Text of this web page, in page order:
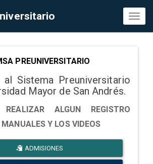
PREUNIVERSITARIO
al Sistema Preuniversitario
Mayor de San Andrés.
ALGUN REGISTRO
MANUALES Y LOS VIDEOS
ADMISIONES